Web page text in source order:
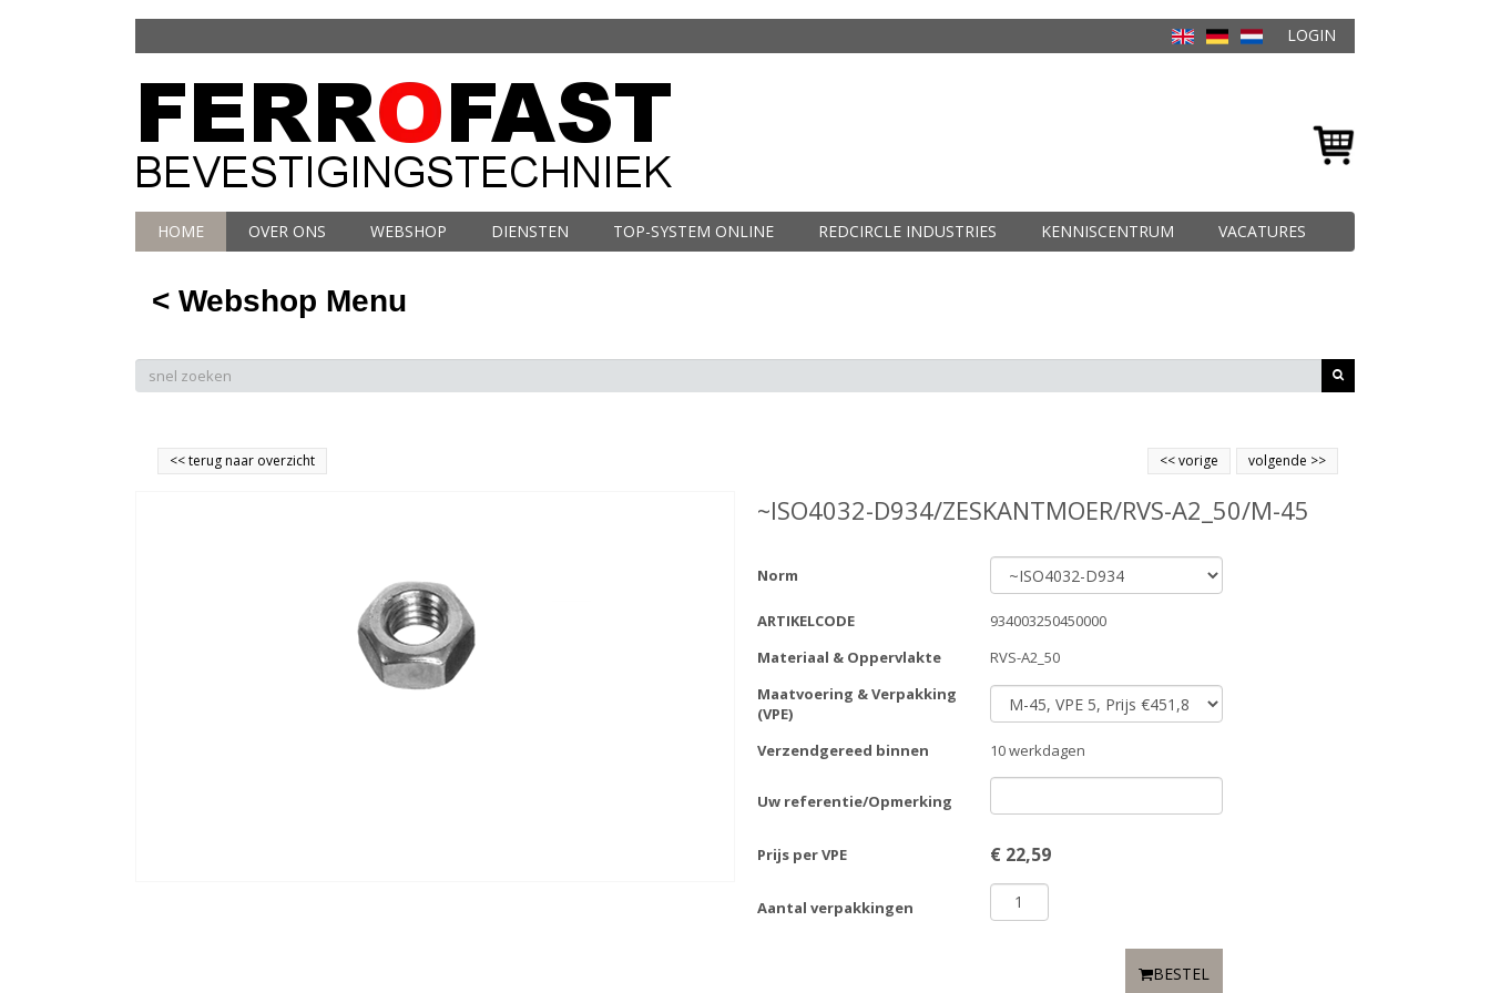
LOGIN
HOME OVER ONS WEBSHOP DIENSTEN TOP-SYSTEM ONLINE REDCIRCLE INDUSTRIES KENNISCENTRUM VACATURES
< Webshop Menu
<<terug naar overzicht volgende >>
<<vorige
~ISO4032-D934/ZESKANTMOER/RVS-A2_50/M-45
Norm
ARTIKELCODE
934003250450000
Materiaal & Oppervlakte
RVS-A2_50
Maatvoering & Verpakking
(VPE)
Verzendgereed binnen
10 werkdagen
Uw referentie/Opmerking
Prijs per VPE € 22,59
Aantal verpakkingen
BESTEL